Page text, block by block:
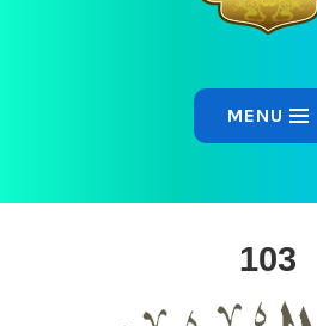
MENU
103